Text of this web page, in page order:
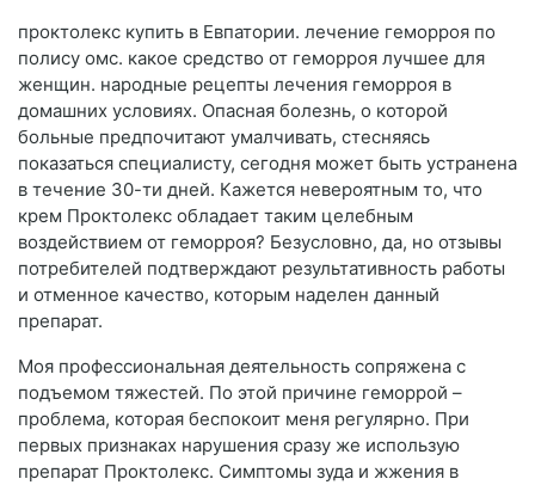
проктолекс купить в Евпатории. лечение геморроя по
полису омс. какое средство от геморроя лучшее для
женщин. народные рецепты лечения геморроя в
домашних условиях. Опасная болезнь, о которой
больные предпочитают умалчивать, стесняясь
показаться специалисту, сегодня может быть устранена
в течение 30-ти дней. Кажется невероятным то, что
крем Проктолекс обладает таким целебным
воздействием от геморроя? Безусловно, да, но отзывы
потребителей подтверждают результативность работы
и отменное качество, которым наделен данный
препарат.
Моя профессиональная деятельность сопряжена с
подъемом тяжестей. По этой причине геморрой –
проблема, которая беспокоит меня регулярно. При
первых признаках нарушения сразу же использую
препарат Проктолекс. Симптомы зуда и жжения в